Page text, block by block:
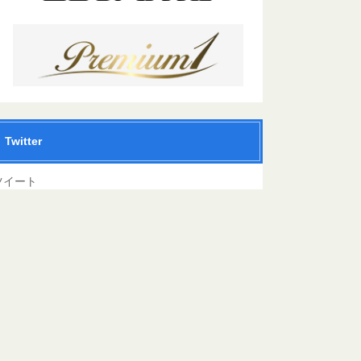
Twitter
イート